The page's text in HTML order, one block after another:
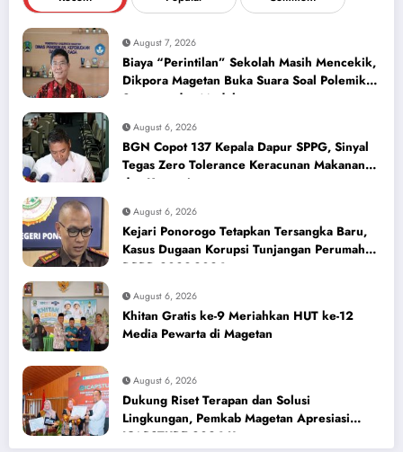
August 7, 2026
Biaya “Perintilan” Sekolah Masih Mencekik,
Dikpora Magetan Buka Suara Soal Polemik
Seragam dan Modul
August 6, 2026
BGN Copot 137 Kepala Dapur SPPG, Sinyal
Tegas Zero Tolerance Keracunan Makanan
dan Korupsi
August 6, 2026
Kejari Ponorogo Tetapkan Tersangka Baru,
Kasus Dugaan Korupsi Tunjangan Perumahan
DPRD 2023-2026
August 6, 2026
Khitan Gratis ke-9 Meriahkan HUT ke-12
Media Pewarta di Magetan
August 6, 2026
Dukung Riset Terapan dan Solusi
Lingkungan, Pemkab Magetan Apresiasi
ICAPSTURE 2026 Unesa